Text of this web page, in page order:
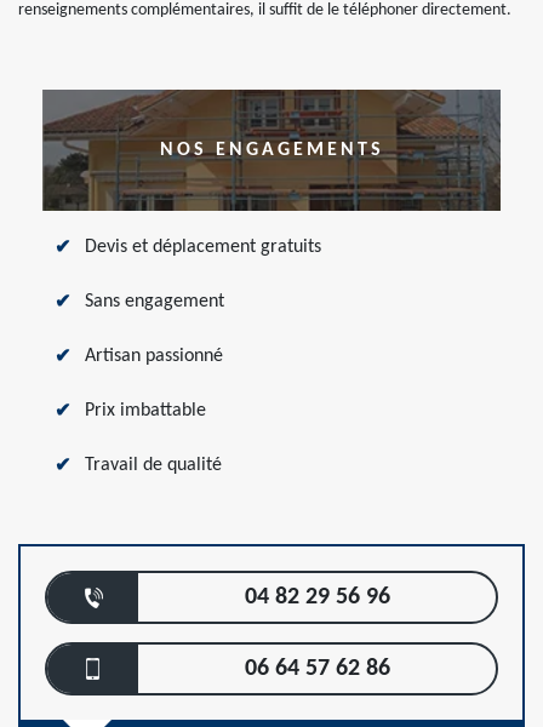
renseignements complémentaires, il suffit de le téléphoner directement.
NOS ENGAGEMENTS
Devis et déplacement gratuits
Sans engagement
Artisan passionné
Prix imbattable
Travail de qualité
04 82 29 56 96
06 64 57 62 86